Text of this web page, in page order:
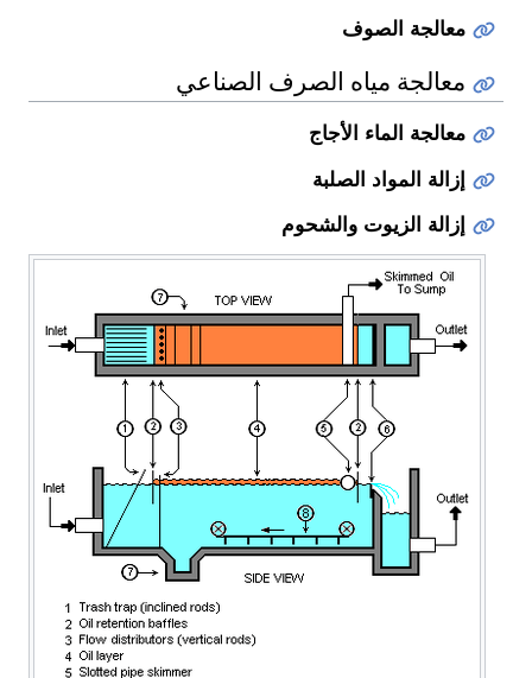
معالجة الصوف
معالجة مياه الصرف الصناعي
معالجة الماء الأجاج
إزالة المواد الصلبة
إزالة الزيوت والشحوم